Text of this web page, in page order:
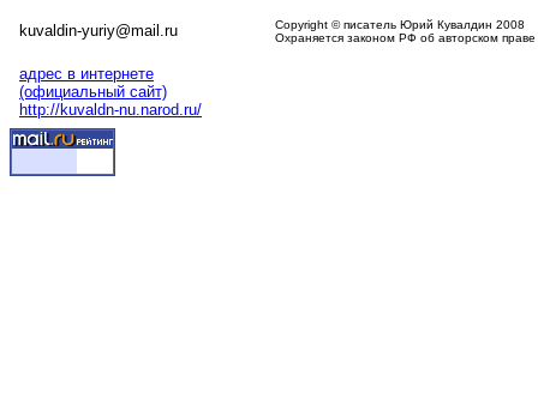
kuvaldin-yuriy@mail.ru
Copyright © писатель Юрий Кувалдин 2008
Охраняется законом РФ об авторском праве
адрес в интернете
(официальный сайт)
http://kuvaldn-nu.narod.ru/